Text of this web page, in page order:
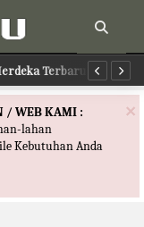
Merdeka Terbaru
Merdeka Terbaru
×
/ WEB KAMI :
lahan
Kebutuhan Anda